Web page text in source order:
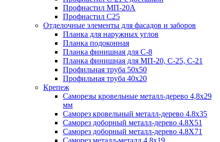
Профнастил МП-20А
Профнастил С25
Отделочные элементы для фасадов и заборов
Планка для наружных углов
Планка подоконная
Планка финишная для С-8
Планка финишная для МП-20, С-25, С-21
Профильная труба 50x50
Профильная труба 40x20
Крепеж
Саморезы кровельные металл-дерево 4,8х29
мм
Саморез кровельный металл-дерево 4.8x35
Саморез доборный металл-дерево 4.8X51
Саморез доборный металл-дерево 4.8X71
Саморез металл-металл 4.8x19